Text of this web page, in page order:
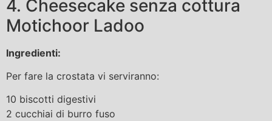
4. Cheesecake senza cottura
Motichoor Ladoo
Ingredienti:
Per fare la crostata vi serviranno:
10 biscotti digestivi
2 cucchiai di burro fuso